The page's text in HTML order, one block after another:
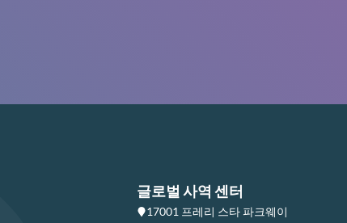
글로벌 사역 센터
17001 프레리 스타 파크웨이